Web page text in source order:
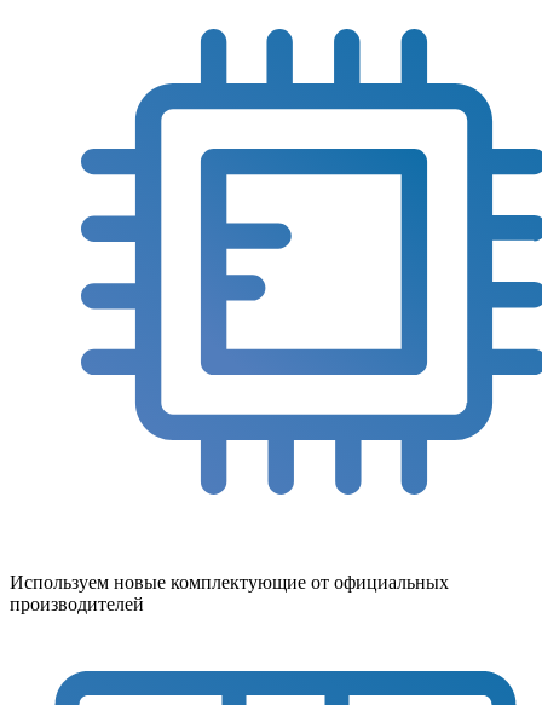
Используем новые комплектующие от официальных
производителей